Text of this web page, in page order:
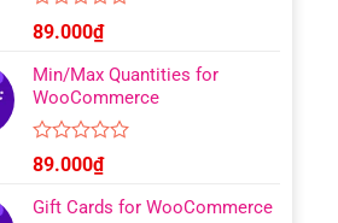
Được
xếp
hạng
0
5
sao
89.000₫
Min/Max Quantities for
WooCommerce
Được
xếp
hạng
0
89.000₫
Gift Cards for WooCommerce